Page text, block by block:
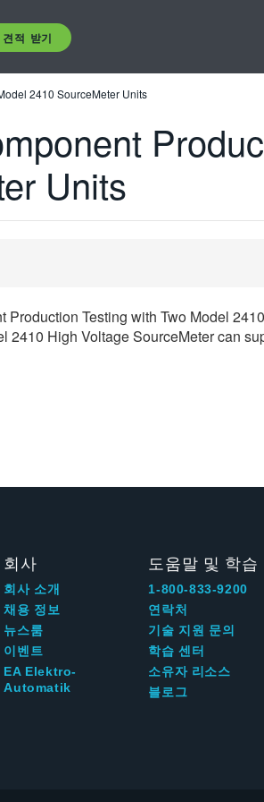
견적 받기
2410 SourceMeter Units
Units
Testing with Two Model
2410 High Voltage SourceMeter can
회사
회사 소개
채용 정보
뉴스룸
이벤트
EA Elektro-
Automatik
도움말 및 학습
1-800-833-9200
연락처
기술 지원 문의
학습 센터
소유자 리소스
블로그